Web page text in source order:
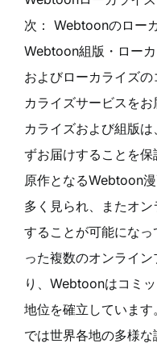
次： Webtoonのロー
Webtoon組版・ロー
およびローカライズ
カライズサービスを
カライズおよび組版
ずお届けすることを保
原作となるWebtoon
多く見られ、またオ
することが可能にな
った複数のオンライ
り、Webtoonはコミ
地位を確立していま
では世界各地の多様